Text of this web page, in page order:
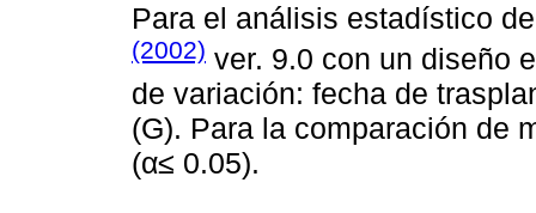
Para el análisis estadístico
(2002) ver. 9.0 con un diseño
de variación: fecha de
(G). Para la comparación de
(α≤ 0.05).